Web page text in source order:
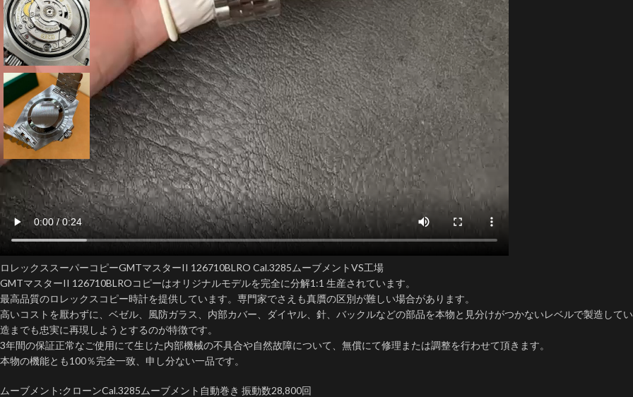
ロレックススーパーコピーGMTマスターII 126710BLRO Cal.3285ムーブメントVS工場
GMTマスターII 126710BLROコピーはオリジナルモデルを完全に分解1:1 生産されています。
最高品質のロレックスコピー時計を提供しています。​専門家でさえも真贋の区別が難しい場合があります。
高いコストを厭わずに、ベゼル、風防ガラス、内部カバー、ダイヤル、針、バックルなどの部品を本物と見分けがつかないレベルで製造して
造までも忠実に再現しようとするのが特徴です。
3年間の保証正常なご使用にて生じた内部機械の不具合や自然故障について、無償にて修理または調整を行わせて頂きます。
本物の機能とも100％完全一致、申し分ない一品です。
ムーブメント:クローンCal.3285ムーブメント自動巻き 振動数28,800回